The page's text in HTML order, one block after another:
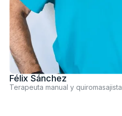
Félix Sánchez
Terapeuta manual y quiromasajista